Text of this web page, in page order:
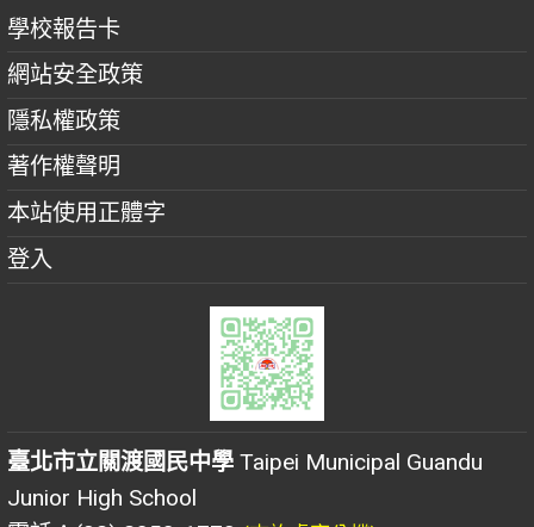
學校報告卡
網站安全政策
隱私權政策
著作權聲明
本站使用正體字
登入
臺北市立關渡國民中學 Taipei Municipal Guandu
Junior High School